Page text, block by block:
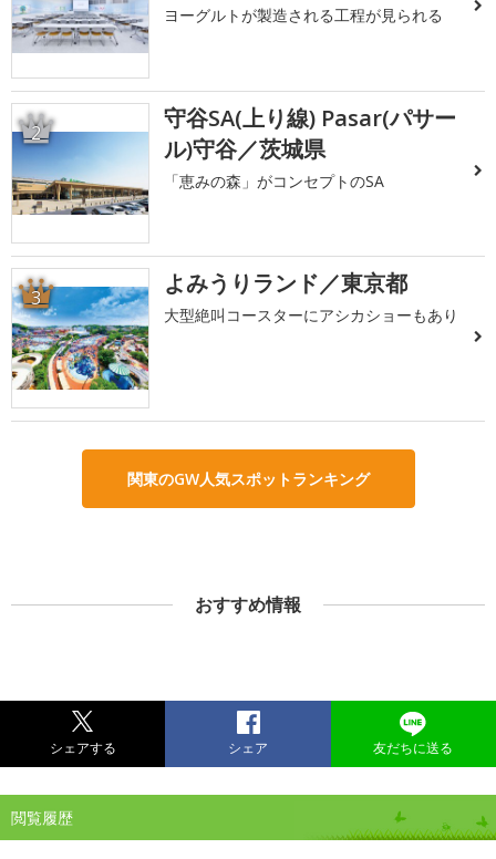
ヨーグルトが製造される工程が見られる
2
守谷SA(上り線) Pasar(パサー
ル)守谷／茨城県
「恵みの森」がコンセプトのSA
3 よみうりランド／東京都
大型絶叫コースターにアシカショーもあり
関東のGW人気スポットランキング
おすすめ情報
シェアする シェア 友だちに送る
閲覧履歴